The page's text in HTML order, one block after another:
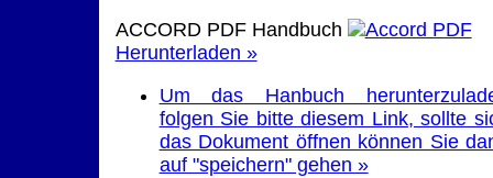
ACCORD PDF Handbuch
Herunterladen »
Um das Hanbuch
folgen Sie bitte diesem Link, sollte
das Dokument öffnen können Sie
auf "speichern" gehen »